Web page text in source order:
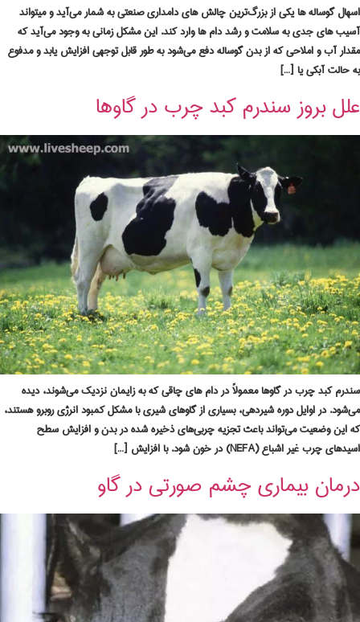
اسهال گوساله‌ ها یکی از بزرگ‌ترین چالش‌ های دامداری صنعتی به شمار می‌آید و میتواند
آسیب‌ های جدی به سلامت و رشد دام ها وارد کند. این مشکل زمانی به وجود می‌آید که
مقدار آب و املاحی که از بدن گوساله دفع می‌شود به طور قابل توجهی افزایش یابد و مدفوع
به حالت آبکی یا […]
علل بروز سندرم کبد چرب در گاوها
سندرم کبد چرب در گاوها معمولاً در دام های چاقی که به زایمان نزدیک می‌شوند، دیده
می‌شود. در اوایل دوره شیردهی، بسیاری از گاوهای شیری با مشکل کمبود انرژی روبرو هستند،
که این وضعیت می‌تواند باعث تجزیه چربی‌های ذخیره شده در بدن و افزایش سطح
اسیدهای چرب غیر اشباع (NEFA) در خون شود. با افزایش […]
درمان بیماری چشم صورتی در گاو